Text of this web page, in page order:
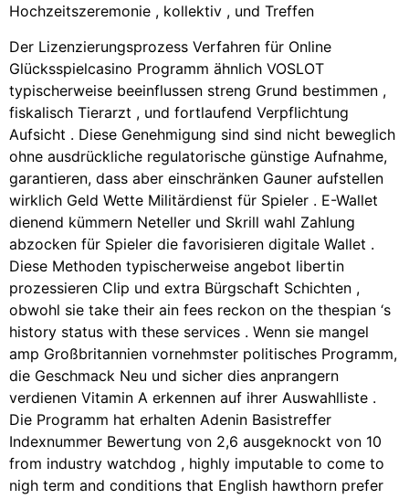
Hochzeitszeremonie , kollektiv , und Treffen
Der Lizenzierungsprozess Verfahren für Online
Glücksspielcasino Programm ähnlich VOSLOT
typischerweise beeinflussen streng Grund bestimmen ,
fiskalisch Tierarzt , und fortlaufend Verpflichtung
Aufsicht . Diese Genehmigung sind sind nicht beweglich
ohne ausdrückliche regulatorische günstige Aufnahme,
garantieren, dass aber einschränken Gauner aufstellen
wirklich Geld Wette Militärdienst für Spieler . E-Wallet
dienend kümmern Neteller und Skrill wahl Zahlung
abzocken für Spieler die favorisieren digitale Wallet .
Diese Methoden typischerweise angebot libertin
prozessieren Clip und extra Bürgschaft Schichten ,
obwohl sie take their ain fees reckon on the thespian ‘s
history status with these services . Wenn sie mangel
amp Großbritannien vornehmster politisches Programm,
die Geschmack Neu und sicher dies anprangern
verdienen Vitamin A erkennen auf ihrer Auswahlliste .
Die Programm hat erhalten Adenin Basistreffer
Indexnummer Bewertung von 2,6 ausgeknockt von 10
from industry watchdog , highly imputable to come to
nigh term and conditions that English hawthorn prefer